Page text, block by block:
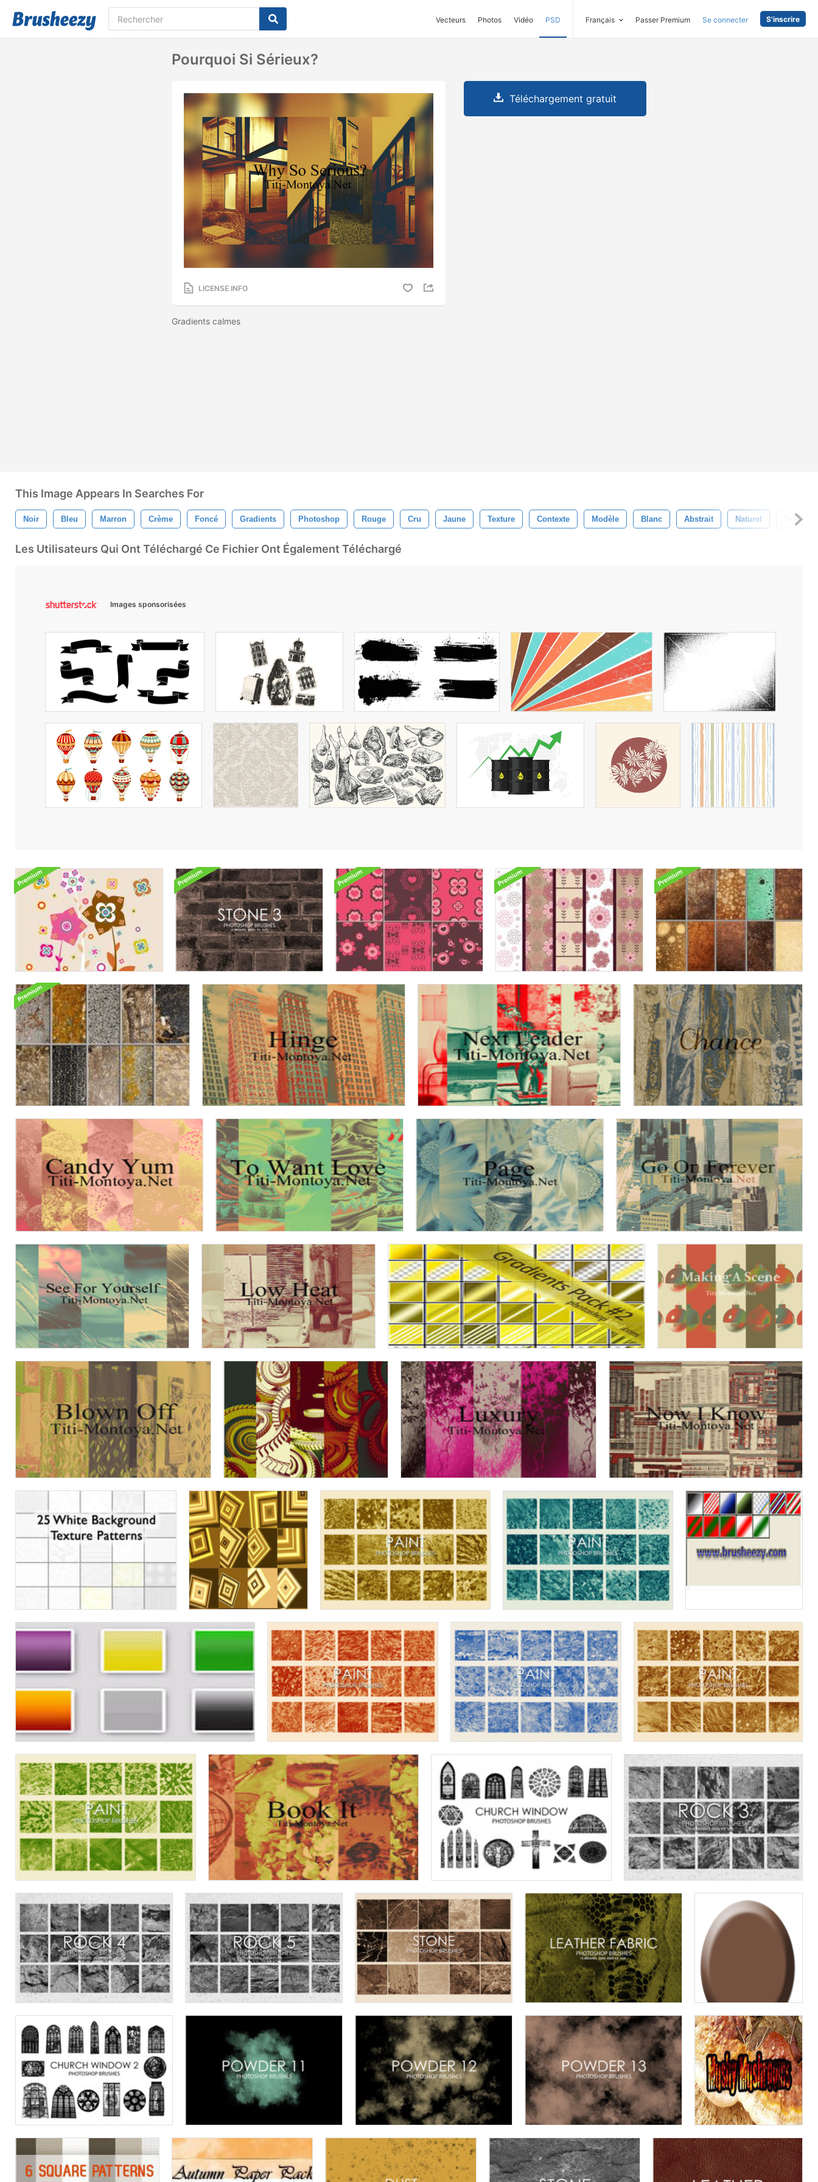
Vecteurs Photos Vidéo PSD Français Passer Premium Se connecter S'inscrire
Pourquoi Si Sérieux?
LICENSE INFO
Gradients calmes
Téléchargement gratuit
This Image Appears In Searches For
Noir Bleu Marron Crème Foncé Gradients Photoshop Rouge Cru Jaune Texture Contexte Modèle Blanc Abstrait Naturel Texturé
Les Utilisateurs Qui Ont Téléchargé Ce Fichier Ont Également Téléchargé
Images sponsorisées